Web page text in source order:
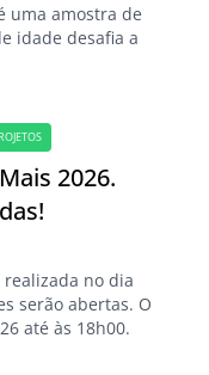
uma amostra de
idade desafia a
2026.
no dia
serão abertas. O
até às 18h00.